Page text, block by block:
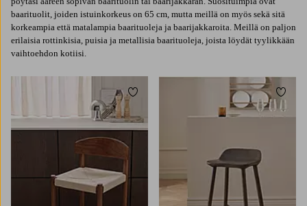
baarituolit, joiden istuinkorkeus on 65 cm, mutta meillä on myös sekä sitä
korkeampia että matalampia baarituoleja ja baarijakkaroita. Meillä on paljon
erilaisia rottinkisia, puisia ja metallisia baarituoleja, joista löydät tyylikkään
vaihtoehdon kotiisi.
Lisää suosikkeihin